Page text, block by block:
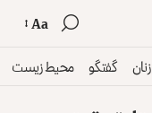
Aa
زنان گفتگو محیط زیست